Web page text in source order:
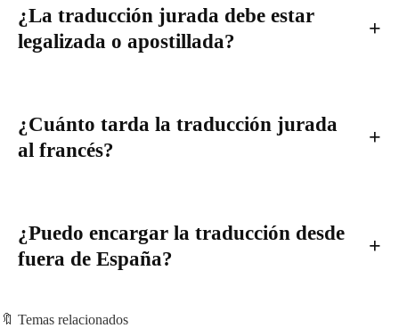
¿La traducción jurada debe estar
legalizada o apostillada?
¿Cuánto tarda la traducción jurada
al francés?
¿Puedo encargar la traducción desde
fuera de España?
🔖 Temas relacionados